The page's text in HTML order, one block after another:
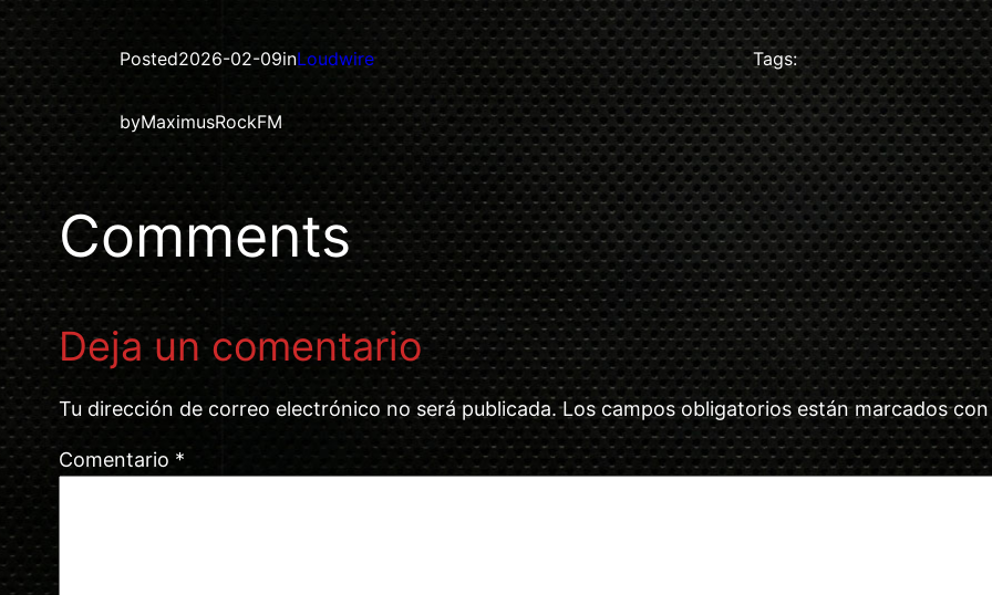
Posted2026-02-09inLoudwire
byMaximusRockFM
Tags:
Comments
Deja un comentario
Tu dirección de correo electrónico no será publicada. Los campos obligatorios están marcados
Comentario *